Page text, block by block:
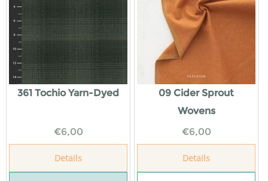
361 Tochio Yarn-Dyed
€6,00
Details
09 Cider Sprout
Wovens
€6,00
Details